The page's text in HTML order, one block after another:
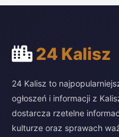
24 Kalisz
24 Kalisz to
ogłoszeń i informacji z
dostarcza rzetelne
kulturze oraz sprawach